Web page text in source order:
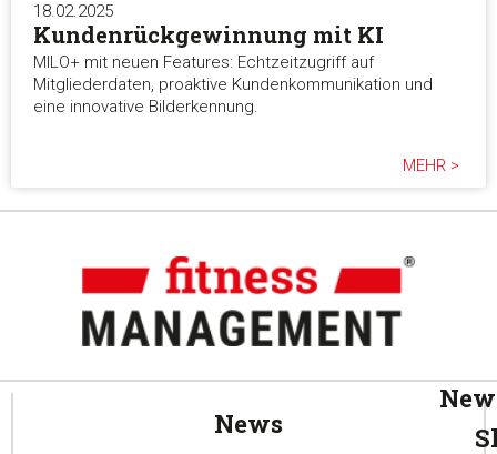
18.02.2025
Kundenrückgewinnung mit KI
MILO+ mit neuen Features: Echtzeitzugriff auf
Mitgliederdaten, proaktive Kundenkommunikation und
eine innovative Bilderkennung.
MEHR >
News